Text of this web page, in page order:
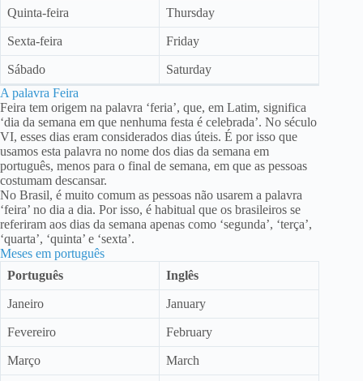
Quinta-feira Thursday
Sexta-feira Friday
Sábado
Saturday
A palavra Feira
Feira tem origem na palavra ‘feria’, que, em Latim, significa
‘dia da semana em que nenhuma festa é celebrada’. No século
VI, esses dias eram considerados dias úteis. É por isso que
usamos esta palavra no nome dos dias da semana em
português, menos para o final de semana, em que as pessoas
costumam descansar.
No Brasil, é muito comum as pessoas não usarem a palavra
‘feira’ no dia a dia. Por isso, é habitual que os brasileiros se
referiram aos dias da semana apenas como ‘segunda’, ‘terça’,
‘quarta’, ‘quinta’ e ‘sexta’.
Meses em português
Português
Inglês
Janeiro January
Fevereiro February
Março March